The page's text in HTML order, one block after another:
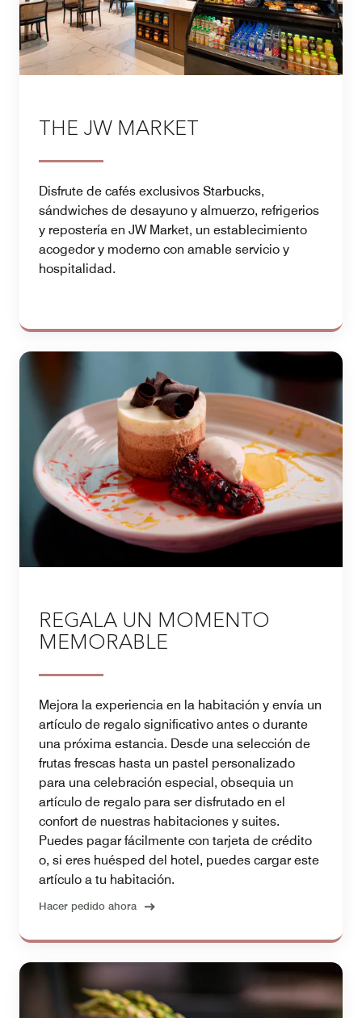
THE JW MARKET
Disfrute de cafés exclusivos Starbucks,
sándwiches de desayuno y almuerzo, refrigerios
y repostería en JW Market, un establecimiento
acogedor y moderno con amable servicio y
hospitalidad.
REGALA UN MOMENTO
MEMORABLE
Mejora la experiencia en la habitación y envía un
artículo de regalo significativo antes o durante
una próxima estancia. Desde una selección de
frutas frescas hasta un pastel personalizado
para una celebración especial, obsequia un
artículo de regalo para ser disfrutado en el
confort de nuestras habitaciones y suites.
Puedes pagar fácilmente con tarjeta de crédito
o, si eres huésped del hotel, puedes cargar este
artículo a tu habitación.
Hacer pedido ahora